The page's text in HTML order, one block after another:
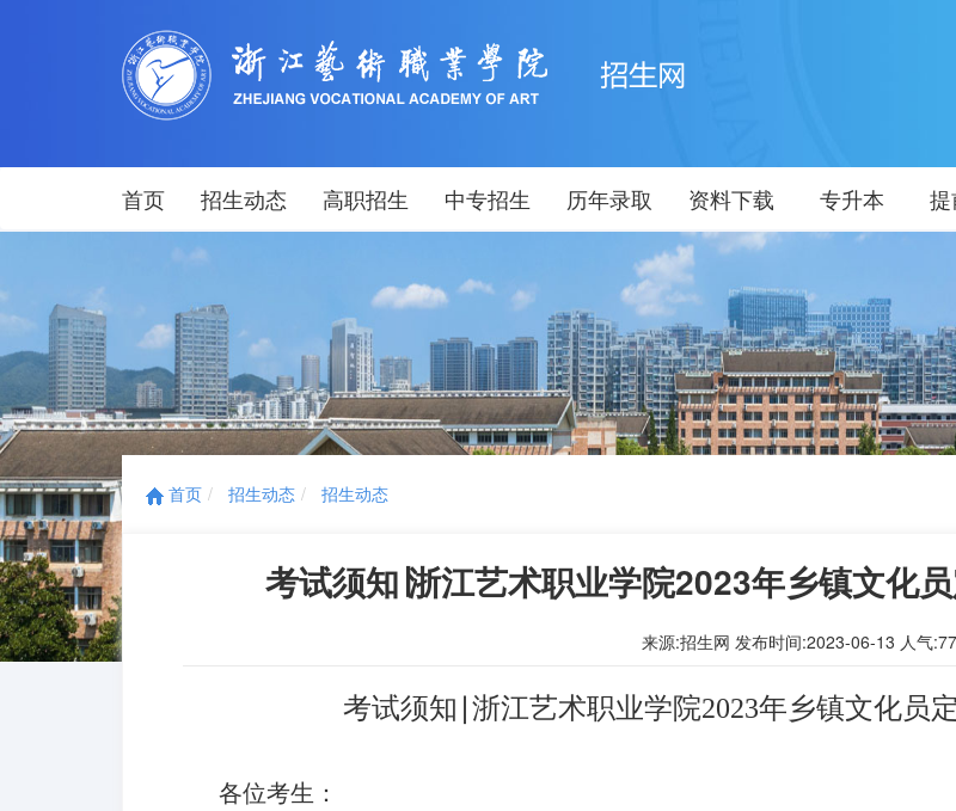
首页 招生动态 高职招生 中专招生 历年录取 资料下载 专升本
首页 招生动态 招生动态
考试须知∣浙江艺术职业学院2023年乡镇文化
来源:招生网 发布时间:2023-06-13 人气:
考试须知 浙江艺术职业学院2023年乡镇文化员
各位考生：